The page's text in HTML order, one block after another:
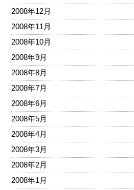
2008年12月
2008年11月
2008年10月
2008年9月
2008年8月
2008年7月
2008年6月
2008年5月
2008年4月
2008年3月
2008年2月
2008年1月